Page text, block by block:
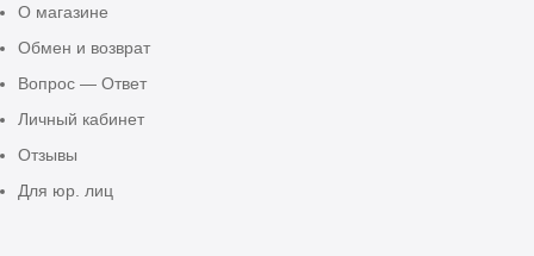
О магазине
Обмен и возврат
Вопрос — Ответ
Личный кабинет
Отзывы
Для юр. лиц